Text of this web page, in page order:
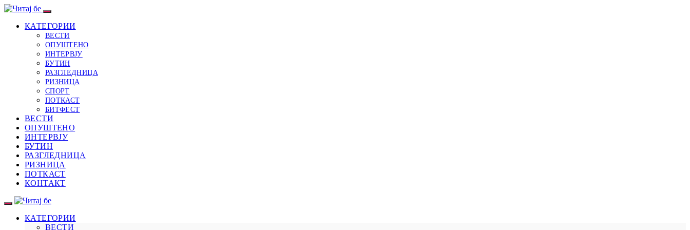
КАТЕГОРИИ
ВЕСТИ
ОПУШТЕНО
ИНТЕРВЈУ
БУТИН
РАЗГЛЕДНИЦА
РИЗНИЦА
СПОРТ
ПОТКАСТ
БИТФЕСТ
ВЕСТИ
ОПУШТЕНО
ИНТЕРВЈУ
БУТИН
РАЗГЛЕДНИЦА
РИЗНИЦА
ПОТКАСТ
КОНТАКТ
КАТЕГОРИИ
ВЕСТИ